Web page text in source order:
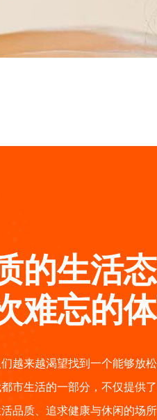
的生活
难忘的
越来越渴望找到一个能够放
市生活的一部分，不仅提供
品质、追求健康与休闲的场